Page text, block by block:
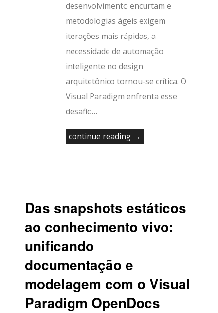
desenvolvimento encurtam e
metodologias ágeis exigem
iterações mais rápidas, a
necessidade de automação
inteligente no design
arquitetônico tornou-se crítica. O
Visual Paradigm enfrenta esse
desafio…
continue reading →
Das snapshots estáticos
ao conhecimento vivo:
unificando
documentação e
modelagem com o Visual
Paradigm OpenDocs